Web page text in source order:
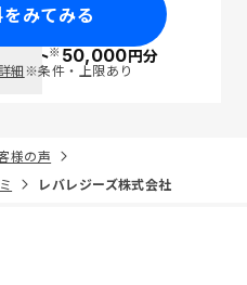
みてみる
ポイント※50,000円分
細※条件・上限あり
様の声
レバレジーズ株式会社